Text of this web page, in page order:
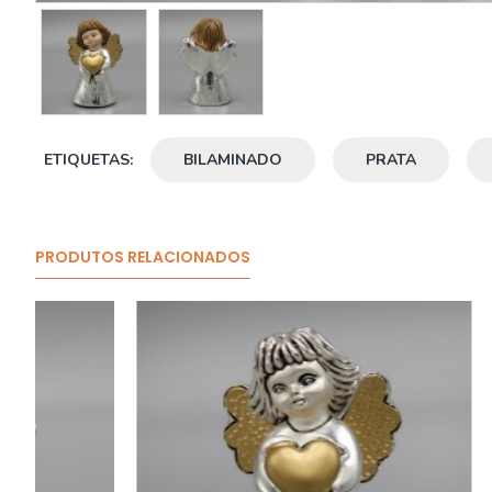
ETIQUETAS: BILAMINADO PRATA
PRODUTOS RELACIONADOS